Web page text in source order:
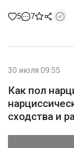
5 7
30 июля 09:55
Как пол
сходства и